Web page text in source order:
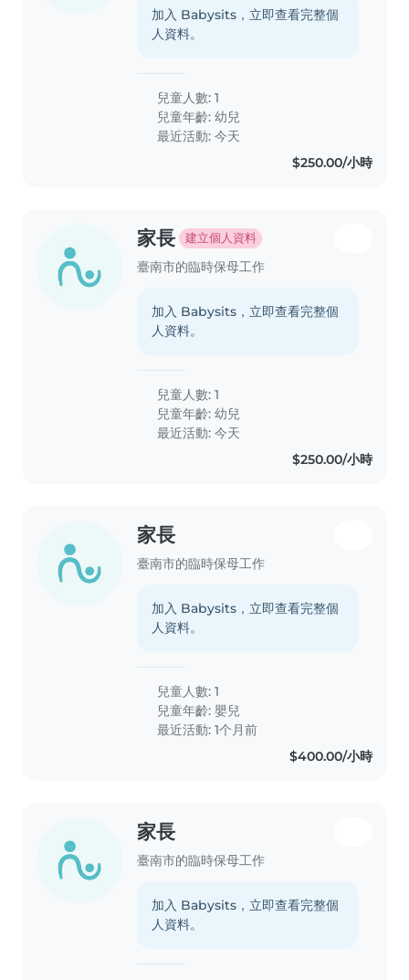
加入 Babysits，立即查看完整個
人資料。
兒童人數: 1
兒童年齡:幼兒
最近活動: 今天
$250.00/小時
家長 建立個人資料
臺南市的臨時保母工作
加入 Babysits，立即查看完整個
人資料。
兒童人數: 1
兒童年齡:幼兒
最近活動: 今天
$250.00/小時
家長
臺南市的臨時保母工作
加入 Babysits，立即查看完整個
人資料。
兒童人數: 1
兒童年齡:嬰兒
最近活動: 1个月前
$400.00/小時
家長
臺南市的臨時保母工作
加入 Babysits，立即查看完整個
人資料。